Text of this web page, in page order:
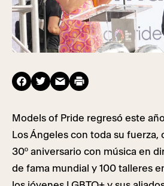
Models of Pride regresó este
Los Ángeles con toda su fuerza,
30º aniversario con música en
de fama mundial y 100 talleres